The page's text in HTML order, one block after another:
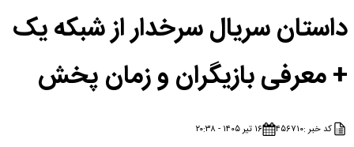
داستان سریال سرخدار از شبکه یک
+ معرفی بازیگران و زمان پخش
کد خبر :۴۵۶۷۱۰ ۱۶ تیر ۱۴۰۵ - ۲۰:۳۸